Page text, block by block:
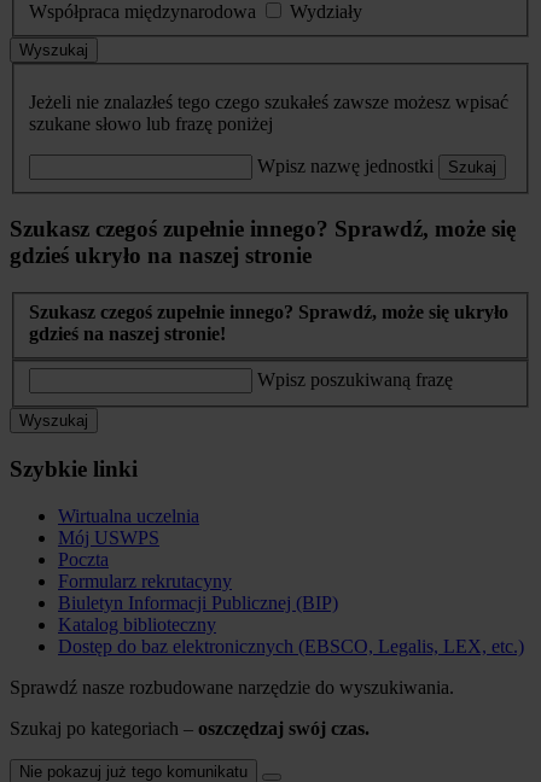
Współpraca międzynarodowa
Wydziały
Wyszukaj
Jeżeli nie znalazłeś tego czego szukałeś zawsze możesz wpisać
szukane słowo lub frazę poniżej
Wpisz nazwę jednostki Szukaj
Szukasz czegoś zupełnie innego? Sprawdź, może się
gdzieś ukryło na naszej stronie
Szukasz czegoś zupełnie innego? Sprawdź, może się ukryło
gdzieś na naszej stronie!
Wpisz poszukiwaną frazę
Wyszukaj
Szybkie linki
Wirtualna uczelnia
Mój USWPS
Poczta
Formularz rekrutacyny
Biuletyn Informacji Publicznej (BIP)
Katalog biblioteczny
Dostęp do baz elektronicznych (EBSCO, Legalis, LEX, etc.)
Sprawdź nasze rozbudowane narzędzie do wyszukiwania.
Szukaj po kategoriach – oszczędzaj swój czas.
Nie pokazuj już tego komunikatu